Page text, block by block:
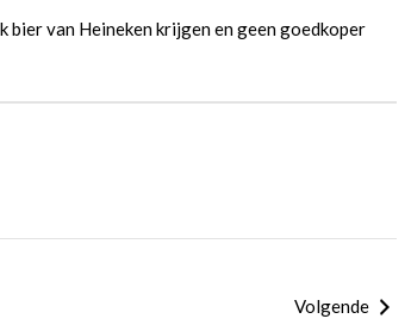
bier van Heineken krijgen en geen goedkoper
Volgende